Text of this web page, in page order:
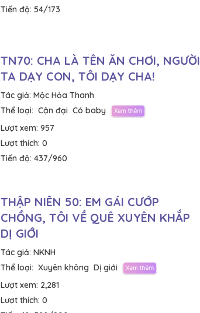
Tiến độ: 54/173
TN70: CHA LÀ TÊN ĂN CHƠI, NGƯỜI
TA DẠY CON, TÔI DẠY CHA!
Tác giả: Mộc Hỏa Thanh
Thể loại: Cận đại Có baby
Lượt xem: 957
Lượt thích: 0
Tiến độ: 437/960
THẬP NIÊN 50: EM GÁI CƯỚP
CHỒNG, TÔI VỀ QUÊ XUYÊN KHẮP
DỊ GIỚI
Tác giả: NKNH
Thể loại: Xuyên không Dị giới
Lượt xem: 2,281
Lượt thích: 0